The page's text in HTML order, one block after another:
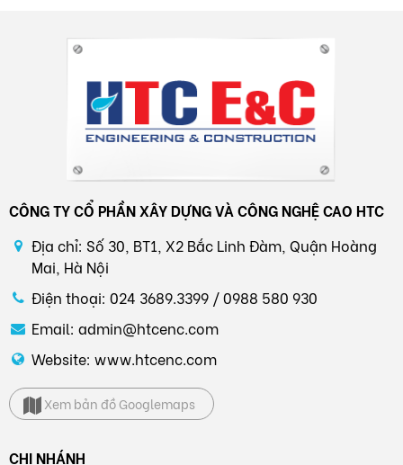
CÔNG TY CỔ PHẦN XÂY DỰNG VÀ CÔNG NGHỆ CAO HTC
Địa chỉ: Số 30, BT1, X2 Bắc Linh Đàm, Quận Hoàng
Mai, Hà Nội
Điện thoại: 024 3689.3399 / 0988 580 930
Email: admin@htcenc.com
Website: www.htcenc.com
Xem bản đồ Googlemaps
CHI NHÁNH